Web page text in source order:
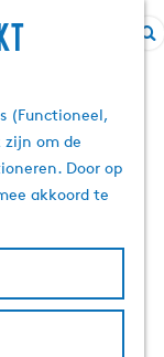
(Functioneel,
om de
Door op
akkoord te